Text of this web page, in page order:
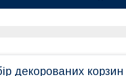
декорованих корзин